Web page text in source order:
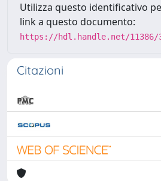
Utilizza questo identificativo
link a questo documento:
https://hdl.handle.net/11386/
Citazioni